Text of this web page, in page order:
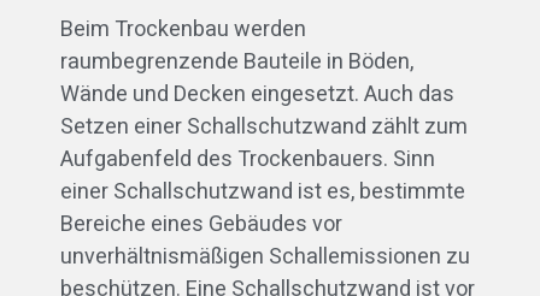
Beim Trockenbau werden
raumbegrenzende Bauteile in Böden,
Wände und Decken eingesetzt. Auch das
Setzen einer Schallschutzwand zählt zum
Aufgabenfeld des Trockenbauers. Sinn
einer Schallschutzwand ist es, bestimmte
Bereiche eines Gebäudes vor
unverhältnismäßigen Schallemissionen zu
beschützen. Eine Schallschutzwand ist vor